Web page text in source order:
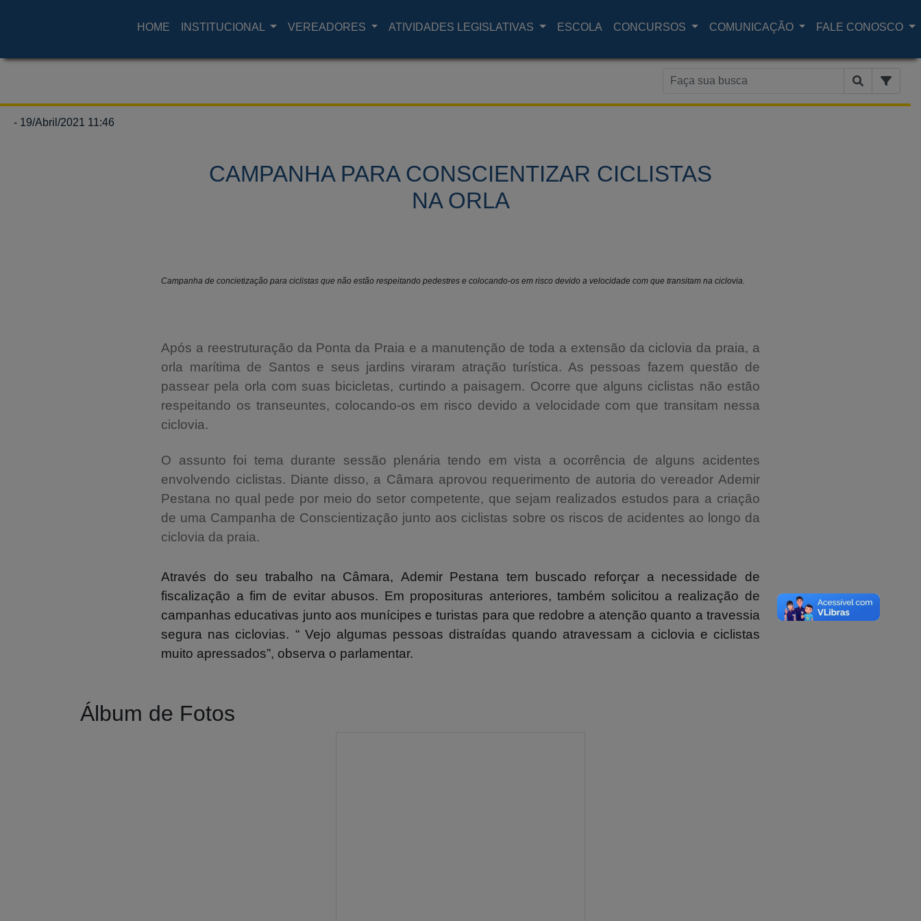
HOME INSTITUCIONAL VEREADORES ATIVIDADES LEGISLATIVAS ESCOLA CONCURSOS COMUNICAÇÃO FALE CONOSCO
- 19/Abril/2021 11:46
CAMPANHA PARA CONSCIENTIZAR CICLISTAS
NA ORLA
Campanha de concietização para ciclistas que não estão respeitando pedestres e colocando-os em risco devido a velocidade com que transitam na ciclovia.
Após a reestruturação da Ponta da Praia e a manutenção de toda a extensão da ciclovia da praia, a
orla marítima de Santos e seus jardins viraram atração turística. As pessoas fazem questão de
passear pela orla com suas bicicletas, curtindo a paisagem. Ocorre que alguns ciclistas não estão
respeitando os transeuntes, colocando-os em risco devido a velocidade com que transitam nessa
ciclovia.
O assunto foi tema durante sessão plenária tendo em vista a ocorrência de alguns acidentes
envolvendo ciclistas. Diante disso, a Câmara aprovou requerimento de autoria do vereador Ademir
Pestana no qual pede por meio do setor competente, que sejam realizados estudos para a criação
de uma Campanha de Conscientização junto aos ciclistas sobre os riscos de acidentes ao longo da
ciclovia da praia.
Através doseu trabalho na Câmara, Ademir Pestana tem buscado reforçar a necessidade de
fiscalização a fim de evitar abusos. Em proposituras anteriores,também solicitou a realização de
campanhas educativas junto aos munícipes e turistas para que redobre a atenção quanto a travessia
segura nas ciclovias. “ Vejo algumas pessoas distraídas quando atravessam a ciclovia e ciclistas
muito apressados”, observa o parlamentar.
Álbum de Fotos